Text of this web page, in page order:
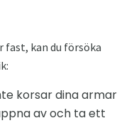
fast, kan du försöka
korsar dina armar
av och ta ett